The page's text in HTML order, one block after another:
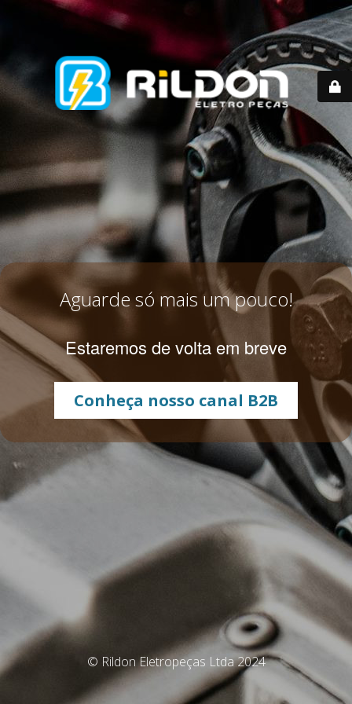
Aguarde só mais um pouco!
Estaremos de volta em breve
Conheça nosso canal B2B
© Rildon Eletropeças Ltda 2024